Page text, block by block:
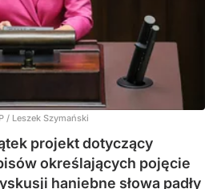
/ Leszek Szymański
projekt dotyczący
określających pojęcie
haniebne słowa padły